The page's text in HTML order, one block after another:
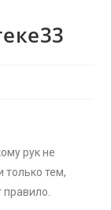
рук не
тем,